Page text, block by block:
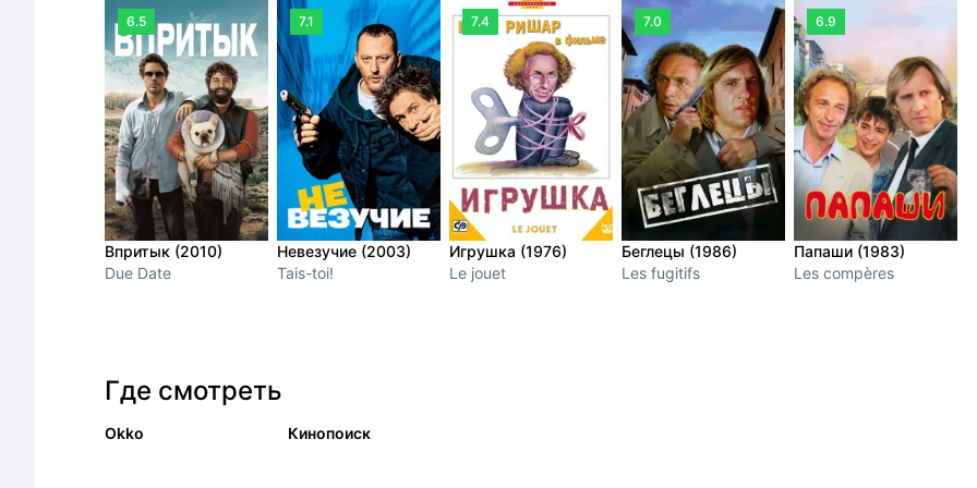
6.5
Впритык (2010)
Due Date
7.1
Невезучие (2003)
Tais-toi!
7.4
Игрушка (1976)
Le jouet
7.0
Беглецы (1986)
Les fugitifs
6.9
Папаши (1983)
Les compères
Где смотреть
Okko Кинопоиск